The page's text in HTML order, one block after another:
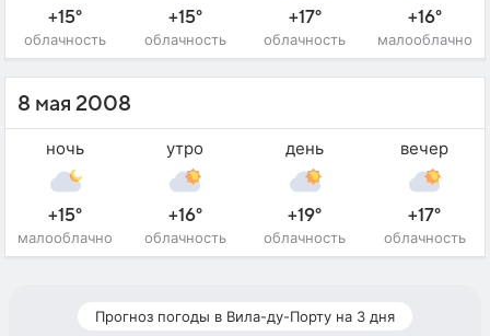
+15°
облачность
+15°
облачность
+17°
облачность
+16°
малооблачно
8 мая 2008
ночь
+15°
малооблачно
утро
+16°
облачность
день
+19°
облачность
вечер
+17°
облачность
Прогноз погоды в Вила-ду-Порту на 3 дня